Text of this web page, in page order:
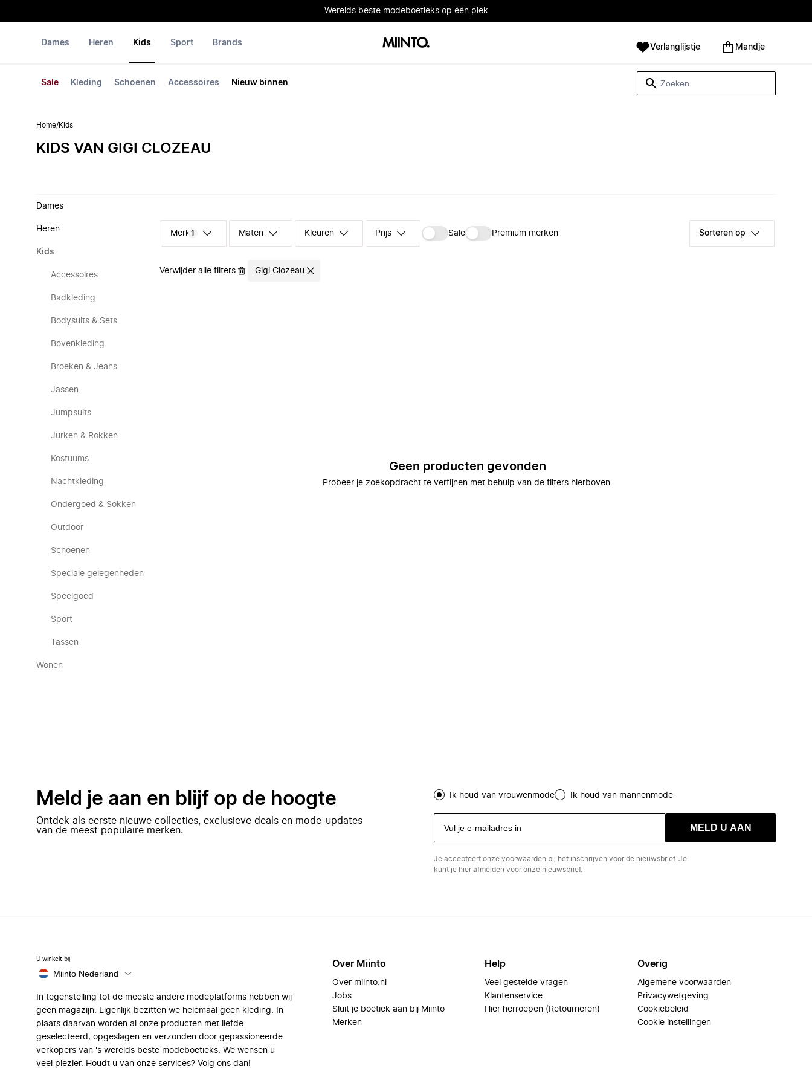
Werelds beste modeboetieks op één plek
Dames Heren Kids
Sale Kleding Schoenen Accessoires Nieuw binnen
Sport Brands Verlanglijstje Mandje
Home/Kids
KIDS VAN GIGI CLOZEAU
Dames
Heren
Kids
Accessoires
Badkleding
Bodysuits & Sets
Bovenkleding
Broeken & Jeans
Jassen
Jumpsuits
Jurken & Rokken
Kostuums
Nachtkleding
Ondergoed & Sokken
Outdoor
Schoenen
Speciale gelegenheden
Speelgoed
Sport
Tassen
Wonen
Merk 1 Maten Kleuren Prijs Sale Premium merken Sorteren op
Verwijder alle filters Gigi Clozeau
Geen producten gevonden
Probeer je zoekopdracht te verfijnen met behulp van de filters hierboven.
Meld je aan en blijf op de hoogte
Ontdek als eerste nieuwe collecties, exclusieve deals en mode-updates
van de meest populaire merken.
Ik houd van vrouwenmode Ik houd van mannenmode
MELD U AAN
Je accepteert onze voorwaarden bij het inschrijven voor de nieuwsbrief. Je
kunt je hierafmelden voor onze nieuwsbrief.
U winkelt bij
Miinto Nederland
In tegenstelling tot de meeste andere modeplatforms hebben wij
geen magazijn. Eigenlijk bezitten we helemaal geen kleding. In
plaats daarvan worden al onze producten met liefde
geselecteerd, opgeslagen en verzonden door gepassioneerde
verkopers van 's werelds beste modeboetieks. We wensen u
veel plezier. Houdt u van onze services? Volg ons dan!
Over Miinto
Over miinto.nl
Jobs
Sluit je boetiek aan bij Miinto
Merken
Help
Veel gestelde vragen
Klantenservice
Hier herroepen (Retourneren)
Overig
Algemene voorwaarden
Privacywetgeving
Cookiebeleid
Cookie instellingen